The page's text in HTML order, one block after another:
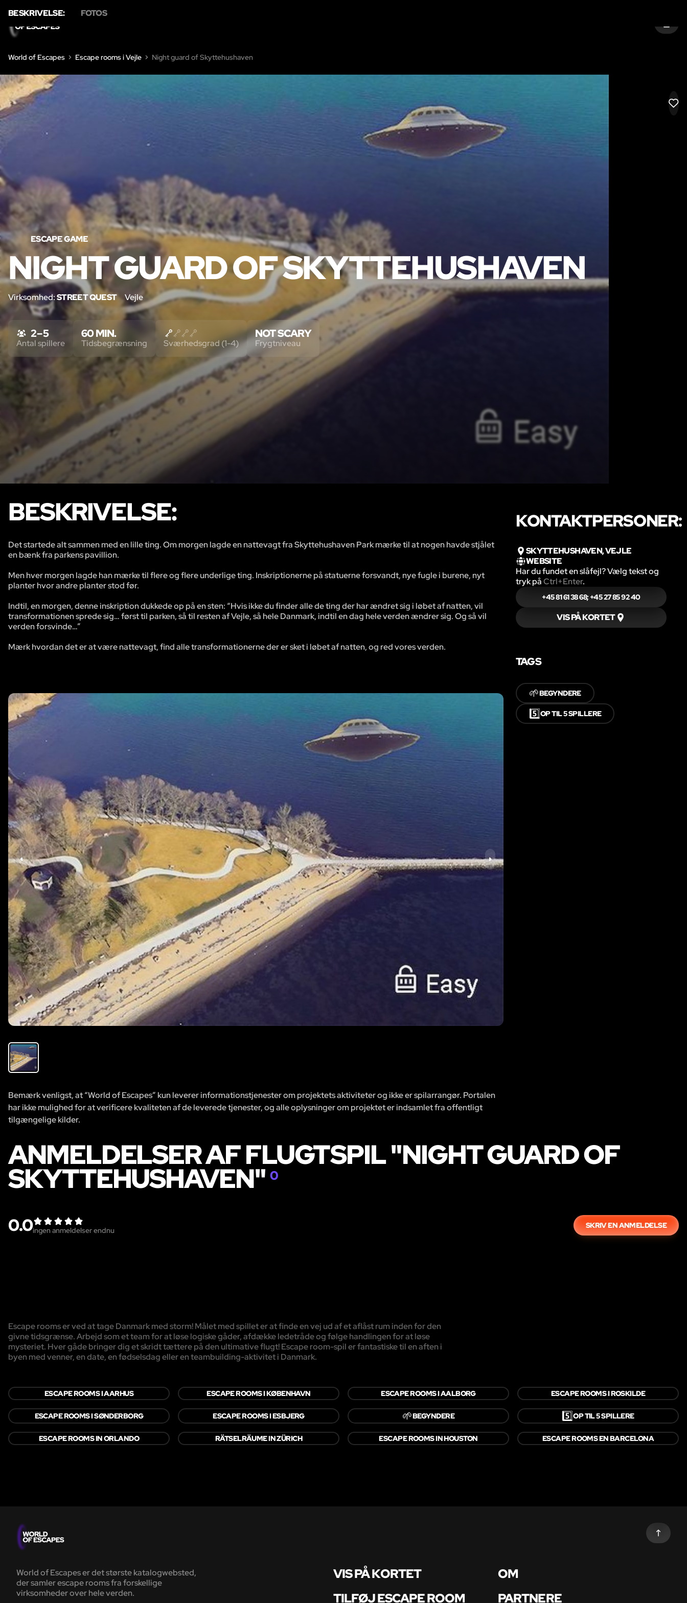
LOG
World of Escapes Escape rooms i Vejle Night guard of Skyttehushaven
ESCAPE GAME
NIGHT GUARD OF SKYTTEHUSHAVEN
Virksomhed:STREET QUEST Vejle
BESKRIVELSE: FOTOS
2 – 5
Antal spillere
60 MIN.
Tidsbegrænsning Sværhedsgrad (1-4)
NOT SCARY
Frygtniveau
BESKRIVELSE:
Det startede alt sammen med en lille ting. Om morgen lagde en nattevagt fra Skyttehushaven Park mærke til at nogen havde stjålet
en bænk fra parkens pavillion.
Men hver morgen lagde han mærke til flere og flere underlige ting. Inskriptionerne på statuerne forsvandt, nye fugle i burene, nyt
planter hvor andre planter stod før.
Indtil, en morgen, denne inskription dukkede op på en sten: “Hvis ikke du finder alle de ting der har ændret sig i løbet af natten, vil
transformationen sprede sig… først til parken, så til resten af Vejle, så hele Danmark, indtil en dag hele verden ændrer sig. Og så vil
verden forsvinde…”
Mærk hvordan det er at være nattevagt, find alle transformationerne der er sket i løbet af natten, og red vores verden.
Bemærk venligst, at “World of Escapes” kun leverer informationstjenester om projektets aktiviteter og ikke er spilarrangør. Portalen
har ikke mulighed for at verificere kvaliteten af de leverede tjenester, og alle oplysninger om projektet er indsamlet fra offentligt
tilgængelige kilder.
KONTAKTPERSONER:
SKYTTEHUSHAVEN, VEJLE
WEBSITE
Har du fundet en slåfejl? Vælg tekst og
tryk påCtrl+Enter.
+45 81 61 38 68; +45 27 85 92 40
VIS PÅ KORTET
TAGS
🌱BEGYNDERE
5️⃣OP TIL 5 SPILLERE
ANMELDELSER AF FLUGTSPIL "NIGHT GUARD OF
SKYTTEHUSHAVEN" 0
0.0ingen anmeldelser endnu
SKRIV EN ANMELDELSE
Escape rooms er ved at tage Danmark med storm! Målet med spillet er at finde en vej ud af et aflåst rum inden for den
givne tidsgrænse. Arbejd som et team for at løse logiske gåder, afdække ledetråde og følge handlingen for at løse
mysteriet. Hver gåde bringer dig et skridt tættere på den ultimative flugt! Escape room-spil er fantastiske til en aften i
byen med venner, en date, en fødselsdag eller en teambuilding-aktivitet i Danmark.
ESCAPE ROOMS I AARHUS ESCAPE ROOMS I KØBENHAVN ESCAPE ROOMS I AALBORG ESCAPE ROOMS I ROSKILDE
ESCAPE ROOMS I SØNDERBORG ESCAPE ROOMS I ESBJERG 🌱BEGYNDERE 5️⃣OP TIL 5 SPILLERE
ESCAPE ROOMS IN ORLANDO RÄTSELRÄUME IN ZÜRICH ESCAPE ROOMS IN HOUSTON ESCAPE ROOMS EN BARCELONA
World of Escapes er det største katalogwebsted,
der samler escape rooms fra forskellige
virksomheder over hele verden.
VIS PÅ KORTET
OM
TILFØJ ESCAPE ROOM
PARTNERE